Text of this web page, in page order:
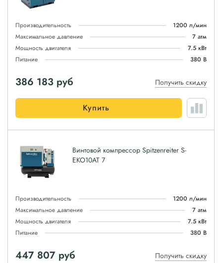
Производительность
1200 л/мин
Максимальное давление
7 атм
Мощность двигателя
7.5 кВт
Питание
380 В
386 183 руб Получить скидку
Купить
Винтовой компрессор Spitzenreiter S-
EKO10AT 7
Производительность
1200 л/мин
Максимальное давление
7 атм
Мощность двигателя
7.5 кВт
Питание
380 В
447 807 руб Получить скидку